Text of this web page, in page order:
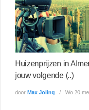
Huizenprijzen in
jouw volgende (..)
door Max Joling Wo 20